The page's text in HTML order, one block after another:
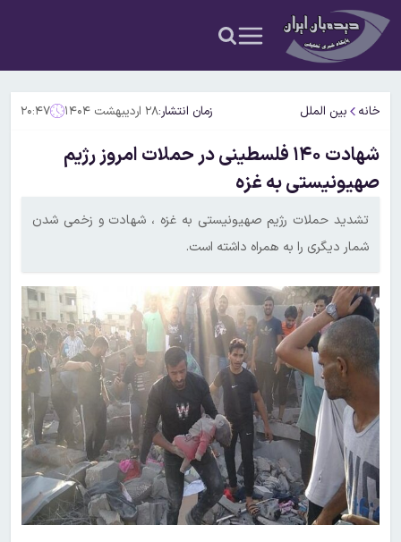
خانه بین الملل زمان انتشار:۲۸ اردیبهشت ۱۴۰۴ ۲۰:۴۷
شهادت ۱۴۰ فلسطینی در حملات امروز رژیم
صهیونیستی به غزه
تشدید حملات رژیم صهیونیستی به غزه ، شهادت و زخمی شدن
شمار دیگری را به همراه داشته است.